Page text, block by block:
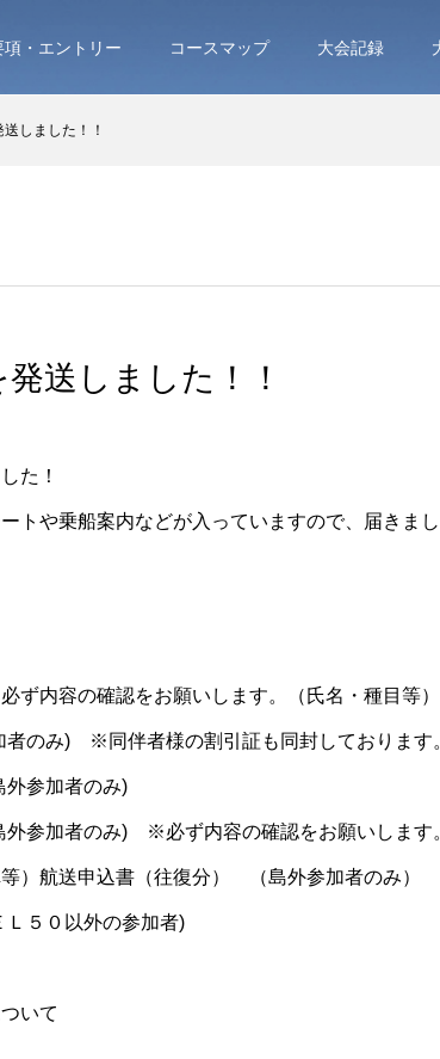
項・エントリー コースマップ 大会記録
しました！！
送しました！！
た！
トや乗船案内などが入っていますので、届きま
容の確認をお願いします。（氏名・種目等）
者のみ) ※同伴者様の割引証も同封しております
参加者のみ)
者のみ) ※必ず内容の確認をお願いします
等）航送申込書（往復分） （島外参加者のみ）
５０以外の参加者)
いて